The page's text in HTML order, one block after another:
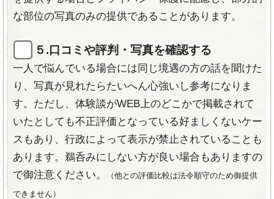
な部位の写真のみの提供であることがあります。
５.口コミや評判・写真を確認する
一人で悩んでいる場合には同じ境遇の方の話を聞けた
り、写真が見れたらたいへん心強いし参考になりま
す。ただし、体験談がWEB上のどこかで掲載されて
いたとしても不正評価となっている好ましくないケー
スもあり、行政によって表示が禁止されていることも
あります。鵜呑みにしない方が良い場合もありますの
で御注意ください。
（他との評価比較は法令順守のため御提供
できません）